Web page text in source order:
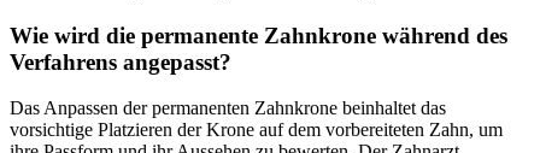
Wie wird die permanente Zahnkrone während des
Verfahrens angepasst?
Das Anpassen der permanenten Zahnkrone beinhaltet das
vorsichtige Platzieren der Krone auf dem vorbereiteten Zahn, um